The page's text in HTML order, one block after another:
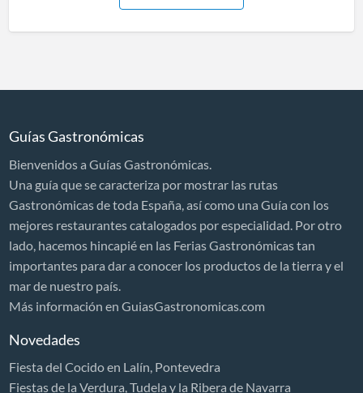
Guías Gastronómicas
Bienvenidos a Guías Gastronómicas.
Una guía que se caracteriza por mostrar las rutas
Gastronómicas de toda España, así como una Guía con los
mejores restaurantes catalogados por especialidad. Por otro
lado, hacemos hincapié en las Ferias Gastronómicas tan
importantes para dar a conocer los productos de la tierra y el
mar de nuestro país.
Más información en GuiasGastronomicas.com
Novedades
Fiesta del Cocido en Lalín, Pontevedra
Fiestas de la Verdura, Tudela y la Ribera de Navarra